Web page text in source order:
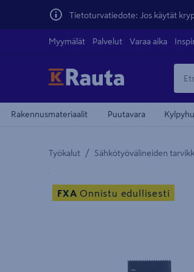
Tietoturvatiedote: Jos käytät
Myymälät Palvelut Varaa aika
Rakennusmateriaalit Puutavara
Työkalut / Sähkötyövälineiden
Yksityiskohtainen kuvaus löytyy
FXA Onnistu edullisesti